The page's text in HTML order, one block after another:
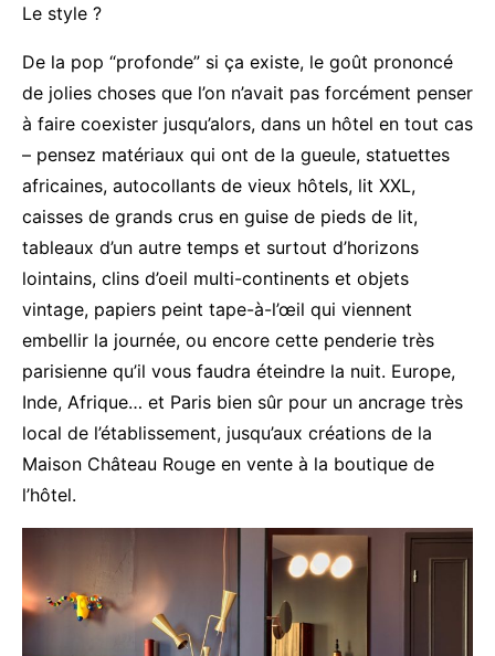
Le style ?
De la pop “profonde” si ça existe, le goût prononcé
de jolies choses que l’on n’avait pas forcément penser
à faire coexister jusqu’alors, dans un hôtel en tout cas
– pensez matériaux qui ont de la gueule, statuettes
africaines, autocollants de vieux hôtels, lit XXL,
caisses de grands crus en guise de pieds de lit,
tableaux d’un autre temps et surtout d’horizons
lointains, clins d’oeil multi-continents et objets
vintage, papiers peint tape-à-l’œil qui viennent
embellir la journée, ou encore cette penderie très
parisienne qu’il vous faudra éteindre la nuit. Europe,
Inde, Afrique… et Paris bien sûr pour un ancrage très
local de l’établissement, jusqu’aux créations de la
Maison Château Rouge en vente à la boutique de
l’hôtel.